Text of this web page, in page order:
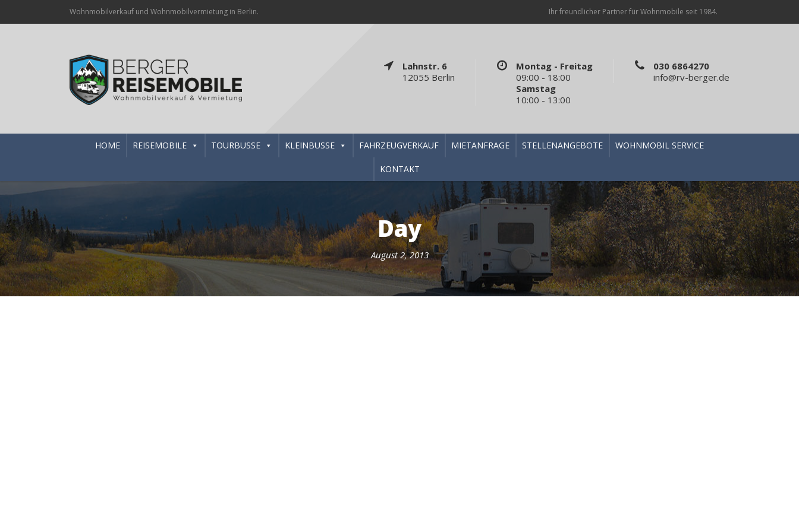
Wohnmobilverkauf und Wohnmobilvermietung in Berlin. Ihr freundlicher Partner für Wohnmobile seit 1984.
Lahnstr. 6
12055 Berlin
Montag - Freitag
09:00 - 18:00
Samstag
10:00 - 13:00
030 6864270
info@rv-berger.de
HOME REISEMOBILE TOURBUSSE KLEINBUSSE FAHRZEUGVERKAUF MIETANFRAGE STELLENANGEBOTE WOHNMOBIL SERVICE
KONTAKT
Day
August 2, 2013